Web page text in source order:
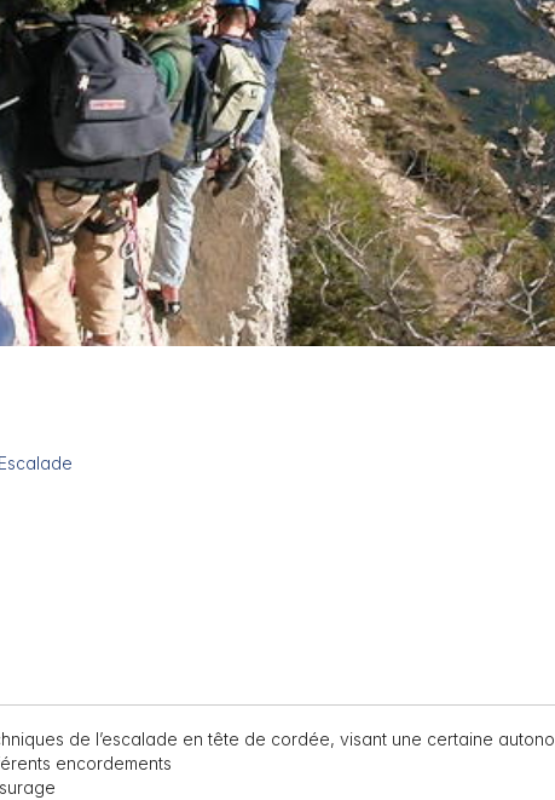
Photo Berlingot
Escalade
de l’escalade en tête de cordée, visant une certaine
encordements